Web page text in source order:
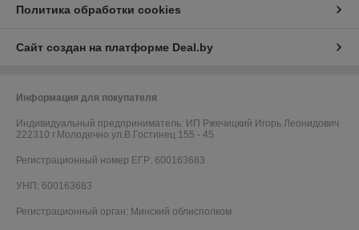
Политика обработки cookies
Сайт создан на платформе Deal.by
Информация для покупателя
Индивидуальный предприниматель: ИП Ржечицкий Игорь Леонидович
222310 г.Молодечно ул.В.Гостинец 155 - 45
Регистрационный номер ЕГР: 600163683
УНП: 600163683
Регистрационный орган: Минский облисполком